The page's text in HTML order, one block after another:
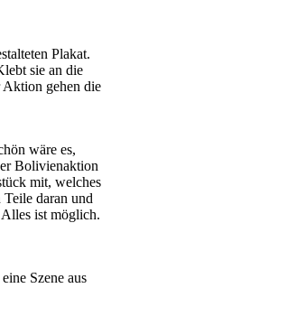
Plakat.
sie an die
Aktion gehen die
wäre es,
Bolivienaktion
mit, welches
daran und
ist möglich.
Szene aus